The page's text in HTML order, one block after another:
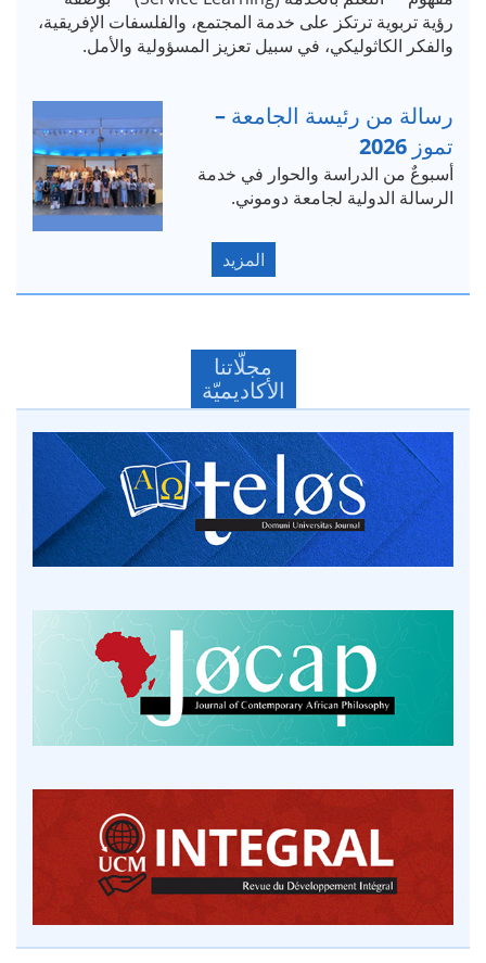
رؤية تربوية ترتكز على خدمة المجتمع، والفلسفات الإفريقية،
والفكر الكاثوليكي، في سبيل تعزيز المسؤولية والأمل.
رسالة من رئيسة الجامعة –
تموز 2026
أسبوعٌ من الدراسة والحوار في خدمة
الرسالة الدولية لجامعة دوموني.
المزيد
مجلّاتنا
الأكاديميّة